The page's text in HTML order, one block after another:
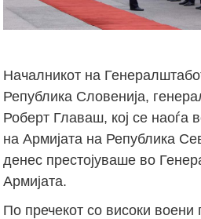
Началникот на
Република Словенија,
Роберт Главаш, кој се наоѓа
на Армијата на Република
денес престојуваше во
Армијата.
По пречекот со високи воени